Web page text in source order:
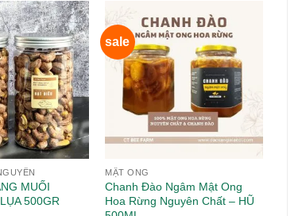
239,000₫.
MUỐI
500GR
sale
MẬT ONG
Chanh Đào Ngâm Mật Ong
Hoa Rừng Nguyên Chất – HŨ